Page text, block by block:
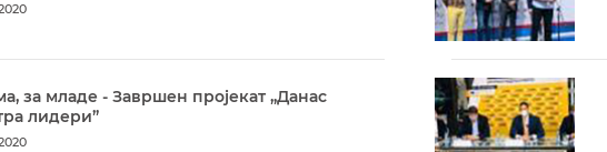
за младе - Завршен пројекат „Данас
лидери”